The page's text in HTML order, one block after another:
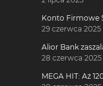
Konto Firmowe
2700 zł w
29 czerwca 2025
Alior Bank
voucherach za
28 czerwca 2025
MEGA HIT: Aż